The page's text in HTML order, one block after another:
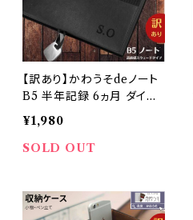
【訳あり】かわうそdeノート
B5 半年記録 6ヵ月 ダイア
リーノート B5対応 ｂ5 記
録 手帳 スケジュール おし
ゃれ 高級感 ビジネス お洒
¥1,980
SOLD OUT